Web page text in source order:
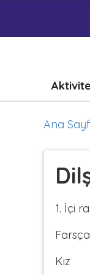
Ana
1. İçi
Farsça
Kız